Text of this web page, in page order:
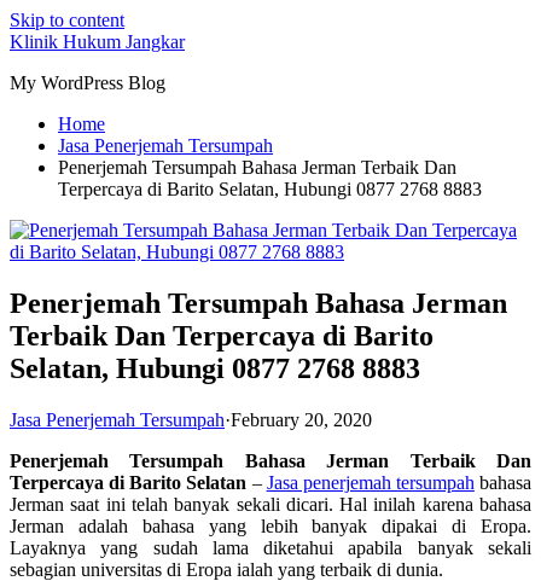
Skip to content
Klinik Hukum Jangkar
My WordPress Blog
Home
Jasa Penerjemah Tersumpah
Penerjemah Tersumpah Bahasa Jerman Terbaik Dan
Terpercaya di Barito Selatan, Hubungi 0877 2768 8883
Penerjemah Tersumpah Bahasa Jerman
Terbaik Dan Terpercaya di Barito
Selatan, Hubungi 0877 2768 8883
Jasa Penerjemah Tersumpah·February 20, 2020
Penerjemah Tersumpah Bahasa Jerman Terbaik Dan
Terpercaya di Barito Selatan – Jasa penerjemah tersumpah bahasa
Jerman saat ini telah banyak sekali dicari. Hal inilah karena bahasa
Jerman adalah bahasa yang lebih banyak dipakai di Eropa.
Layaknya yang sudah lama diketahui apabila banyak sekali
sebagian universitas di Eropa ialah yang terbaik di dunia.